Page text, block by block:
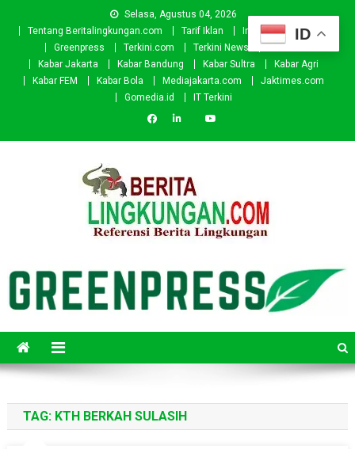
Selasa, Agustus 04, 2026
Tentang Beritalingkungan.com
Tarif Iklan Investor
Donasi
Greenpress
Terkini.com Terkini News
Kabar.id
Kabar Jakarta
Kabar Bandung Kabar Sultra
Kabar Agri
Kabar FEM
Kabar Bola Mediajakarta.com
Jaktimes.com
Gomedia.id
IT Terkini
TAG: KTH BERKAH SULASIH
ID